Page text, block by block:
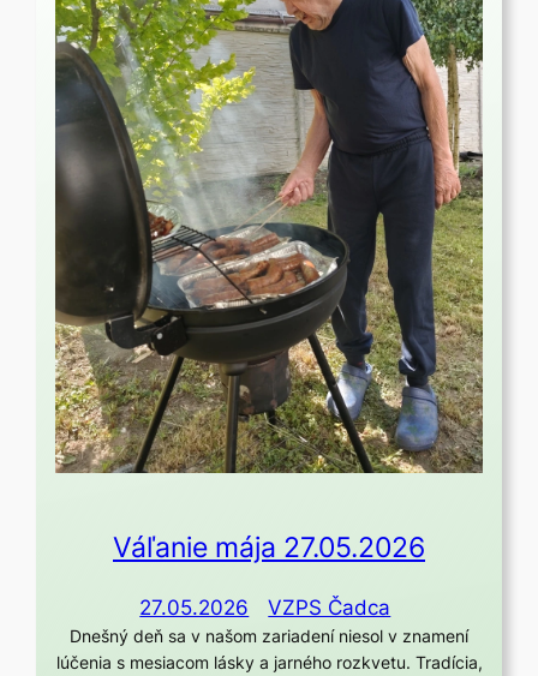
Váľanie mája 27.05.2026
27.05.2026 VZPS Čadca
Dnešný deň sa v našom zariadení niesol v znamení
lúčenia s mesiacom lásky a jarného rozkvetu. Tradícia,